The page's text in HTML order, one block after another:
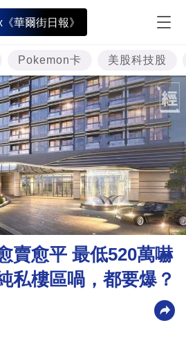
華爾街日報》
Pokemon卡 美股科技股
賣愈平 最低520萬嚇
私樓區喎，都要爆？